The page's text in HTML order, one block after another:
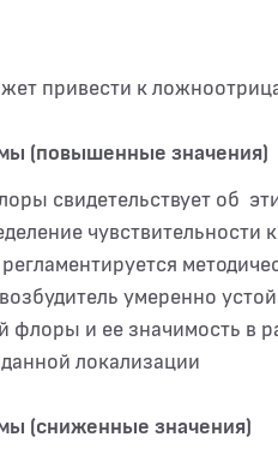
привести к
(повышенные значения)
свидетельствует об
чувствительности
умеренно
и ее значимость в
локализации
(сниженные значения)